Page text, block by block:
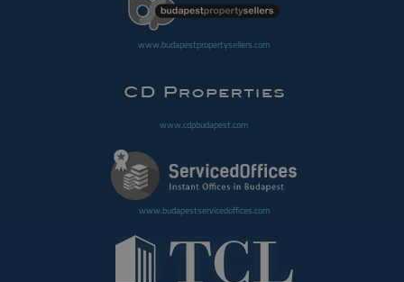
www.budapestpropertysellers.com
www.cdpbudapest.com
www.budapestservicedoffices.com